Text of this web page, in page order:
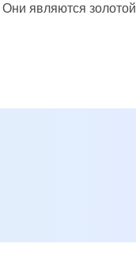
являются золотой